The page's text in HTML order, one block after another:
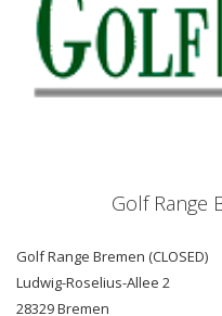
Golf Range
Golf Range Bremen (CLOSED)
Ludwig-Roselius-Allee 2
28329 Bremen